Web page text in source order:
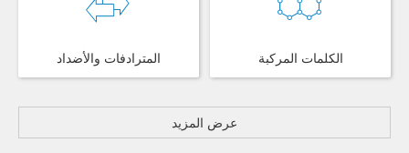
المترادفات والأضداد الكلمات المركبة
عرض المزيد